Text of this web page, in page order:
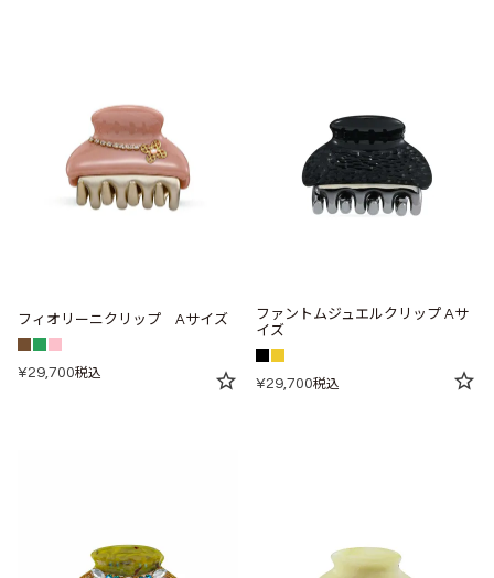
フィオリーニクリップ Aサイズ
¥29,700税込
ファントムジュエルクリップ Aサ
イズ
¥29,700税込